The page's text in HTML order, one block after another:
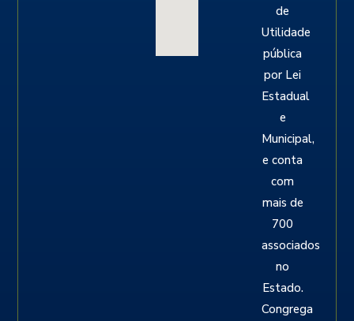
de
Utilidade
pública
por Lei
Estadual
e
Municipal,
e conta
com
mais de
700
associados
no
Estado.
Congrega